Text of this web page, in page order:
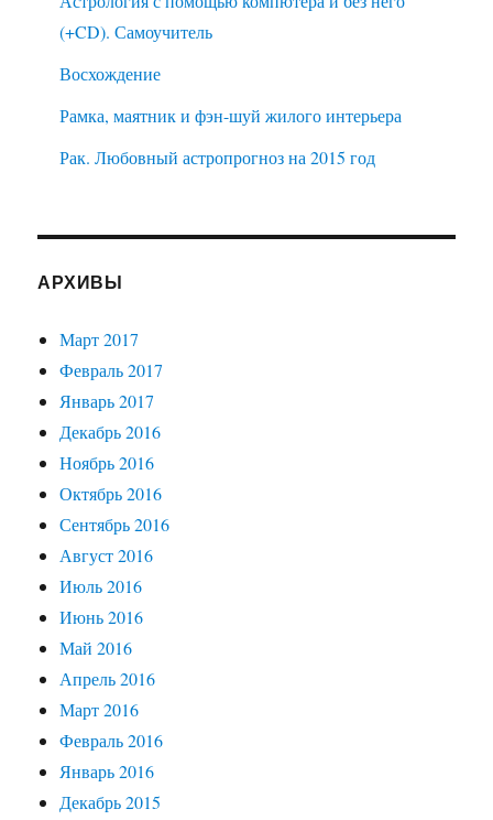
(+CD). Самоучитель
Восхождение
Рамка, маятник и фэн-шуй жилого интерьера
Рак. Любовный астропрогноз на 2015 год
АРХИВЫ
Март 2017
Февраль 2017
Январь 2017
Декабрь 2016
Ноябрь 2016
Октябрь 2016
Сентябрь 2016
Август 2016
Июль 2016
Июнь 2016
Май 2016
Апрель 2016
Март 2016
Февраль 2016
Январь 2016
Декабрь 2015